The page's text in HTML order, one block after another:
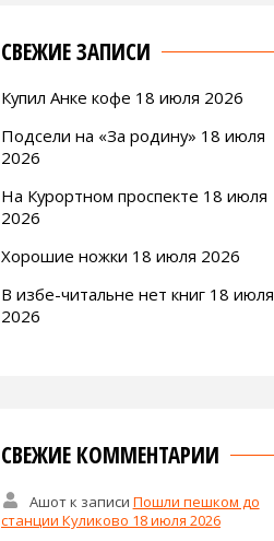
СВЕЖИЕ ЗАПИСИ
Купил Анке кофе 18 июля 2026
Подсели на «За родину» 18 июля
2026
На Курортном проспекте 18 июля
2026
Хорошие ножки 18 июля 2026
В избе-читальне нет книг 18 июля
2026
СВЕЖИЕ КОММЕНТАРИИ
Ашотк записи Пошли пешком до
станции Куликово 18 июля 2026